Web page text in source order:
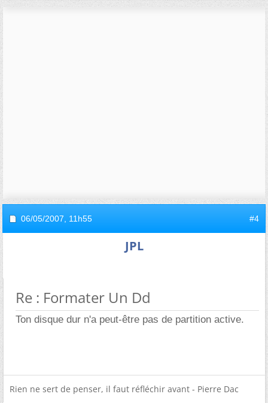
06/05/2007, 11h55 #4
JPL
Re : Formater Un Dd
Ton disque dur n'a peut-être pas de partition active.
Rien ne sert de penser, il faut réfléchir avant - Pierre Dac